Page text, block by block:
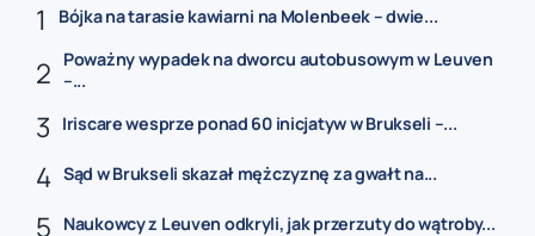
Bójka na tarasie kawiarni na Molenbeek – dwie...
Poważny wypadek na dworcu autobusowym w Leuven
–...
Iriscare wesprze ponad 60 inicjatyw w Brukseli –...
Sąd w Brukseli skazał mężczyznę za gwałt na...
Naukowcy z Leuven odkryli, jak przerzuty do wątroby...